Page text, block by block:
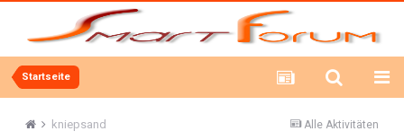
Startseite
Alle Aktivitäten
kniepsand